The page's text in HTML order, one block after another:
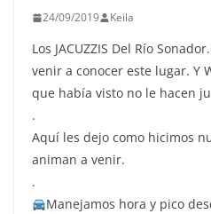
24/09/2019 Keila
Los JACUZZIS Del Río
venir a conocer este lugar. Y
que había visto no le hacen
.
Aquí les dejo como hicimos
animan a venir.
.
Manejamos hora y pico